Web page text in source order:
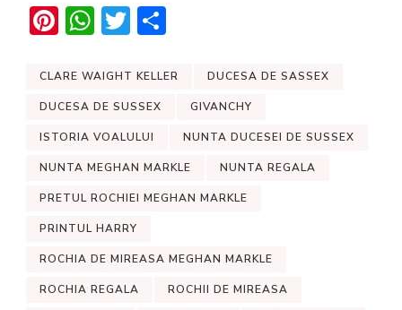
Pinterest
WhatsApp
Twitter
CLARE WAIGHT KELLER DUCESA DE SASSEX
DUCESA DE SUSSEX GIVANCHY
ISTORIA VOALULUI NUNTA DUCESEI DE SUSSEX
NUNTA MEGHAN MARKLE NUNTA REGALA
PRETUL ROCHIEI MEGHAN MARKLE
PRINTUL HARRY
ROCHIA DE MIREASA MEGHAN MARKLE
ROCHIA REGALA ROCHII DE MIREASA